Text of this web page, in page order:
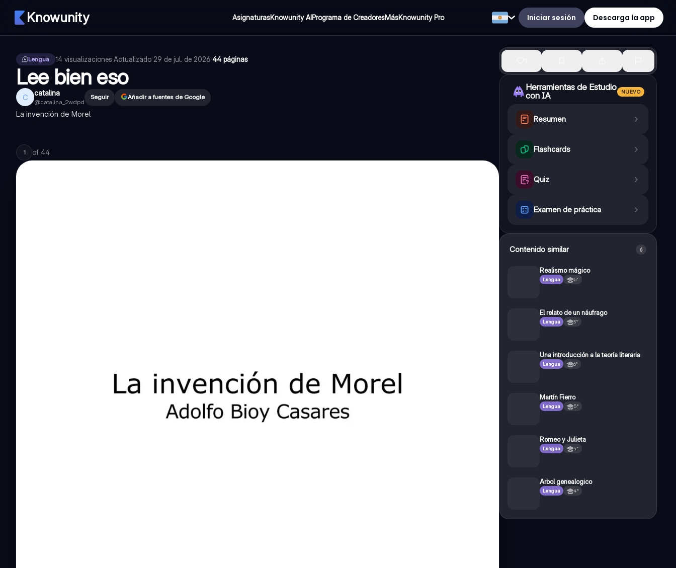
Knowunity AsignaturasKnowunity AIPrograma de CreadoresMásKnowunity Pro Iniciar sesión Descarga la app
Lengua 14 visualizaciones·Actualizado 29 de jul. de 2026·44 páginas
Lee bien eso
C catalina
@catalina_2wdpd
Seguir Añadir a fuentes de Google
La invención de Morel
1 of 44
Herramientas de Estudio
con IA
NUEVO
Resumen
Flashcards
Quiz
Examen de práctica
Contenido similar 6
Realismo mágico
Lengua 5°
El relato de un náufrago
Lengua 3°
Una introducción a la teoría literaria
Lengua 6°
Martín Fierro
Lengua 5°
Romeo y Julieta
Lengua 4°
Arbol genealogico
Lengua 4°